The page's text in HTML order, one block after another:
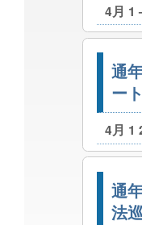
4月 1
通
ー
4月 1
通
法